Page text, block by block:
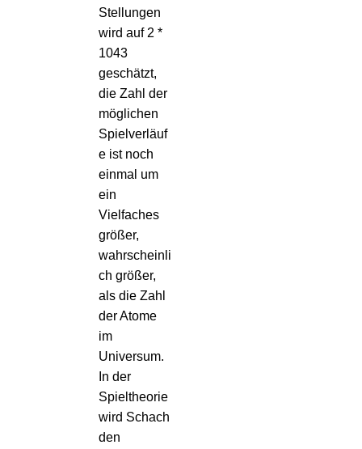
Stellungen
wird auf 2 *
1043
geschätzt,
die Zahl der
möglichen
Spielverläuf
e ist noch
einmal um
ein
Vielfaches
größer,
wahrscheinli
ch größer,
als die Zahl
der Atome
im
Universum.
In der
Spieltheorie
wird Schach
den